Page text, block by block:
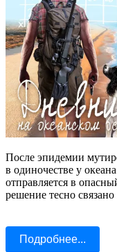
После эпидемии
в одиночестве у
отправляется в
решение тесно
Подробнее...